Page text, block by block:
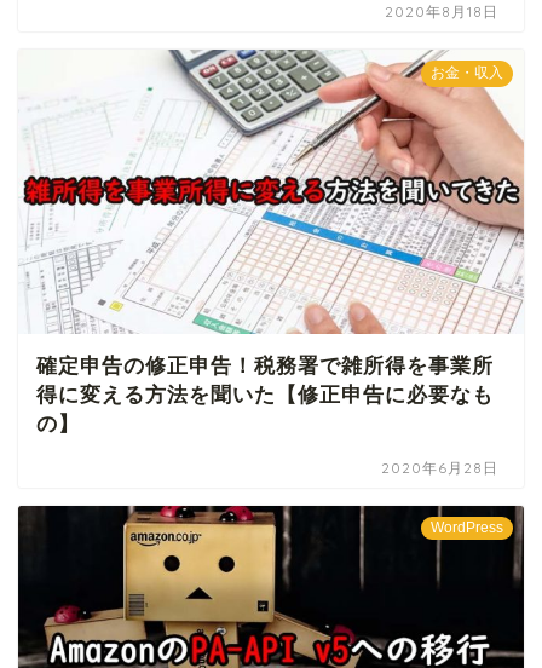
2020年8月18日
お金・収入
確定申告の修正申告！税務署で雑所得を事業所
得に変える方法を聞いた【修正申告に必要なも
の】
2020年6月28日
WordPress